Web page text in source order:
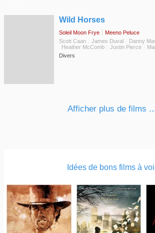
Wild Horses
Soleil Moon Frye
Meeno Peluce
Scott Caan
James Duval
Danny
Heather McComb
Justin Pierce
Divers
Afficher plus de films
Idées de bons films à